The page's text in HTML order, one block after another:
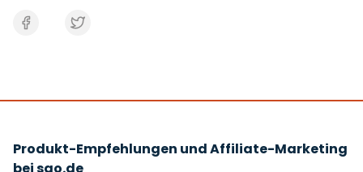
Produkt-Empfehlungen und Affiliate-Marketing